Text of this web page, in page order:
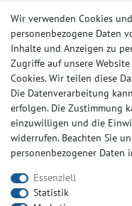
Wir verwenden Cookies
personenbezogene Daten
Inhalte und Anzeigen zu
Zugriffe auf unsere
Cookies. Wir teilen diese
Die Datenverarbeitung
erfolgen. Die Zustimmung
einzuwilligen und die
widerrufen. Beachten Sie
personenbezogener Daten
Essenziell
Statistik